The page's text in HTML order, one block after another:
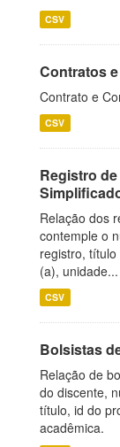
CSV
Contratos
Contrato e
CSV
Registro
Relação dos
contemple o
registro,
(a), unidade...
CSV
Bolsistas
Relação de
do discente,
título, id do
acadêmica.